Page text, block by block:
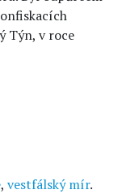
Týn, v roce
, vestfálský mír.